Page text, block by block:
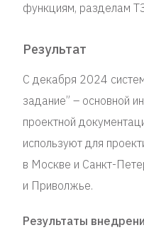
функциям, разделам
Результат
С декабря 2024
задание” – основной
проектной
используют для
в Москве и Санкт-
и Приволжье.
Результаты